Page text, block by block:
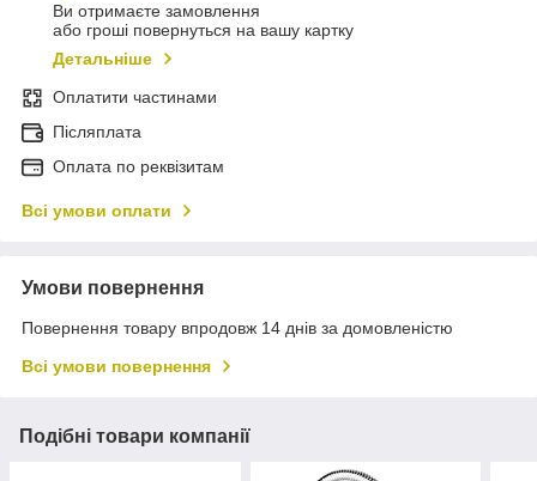
Ви отримаєте замовлення
або гроші повернуться на вашу картку
Детальніше
Оплатити частинами
Післяплата
Оплата по реквізитам
Всі умови оплати
Умови повернення
Повернення товару впродовж 14 днів за домовленістю
Всі умови повернення
Подібні товари компанії